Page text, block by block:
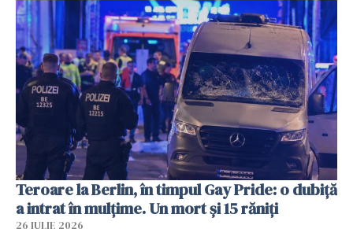
Teroare la Berlin, în timpul Gay Pride: o dubiță
a intrat în mulțime. Un mort și 15 răniți
26 IULIE 2026